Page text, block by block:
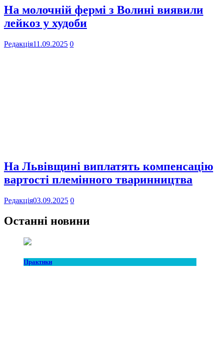
На молочній фермі з Волині виявили
лейкоз у худоби
Редакція11.09.2025 0
На Львівщині виплатять компенсацію
вартості племінного тваринництва
Редакція03.09.2025 0
Останні новини
Практики